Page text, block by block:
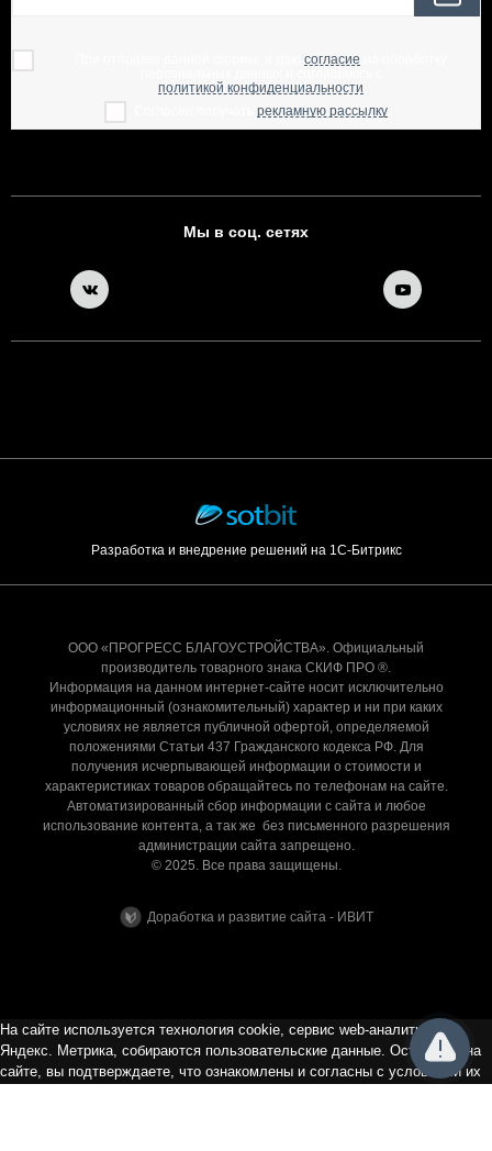
согласие
политикой конфиденциальности
рекламную рассылку
Мы в соц. сетях
Разработка и внедрение решений на 1С-Битрикс
ООО «ПРОГРЕСС БЛАГОУСТРОЙСТВА». Официальный
производитель товарного знака СКИФ ПРО ®.
Информация на данном интернет-сайте носит исключительно
информационный (ознакомительный) характер и ни при каких
условиях не является публичной офертой, определяемой
положениями Статьи 437 Гражданского кодекса РФ. Для
получения исчерпывающей информации о стоимости и
характеристиках товаров обращайтесь по телефонам на сайте.
Автоматизированный сбор информации с сайта и любое
использование контента, а так же без письменного разрешения
администрации сайта запрещено.
© 2025. Все права защищены.
Доработка и развитие сайта - ИВИТ
На сайте используется технология cookie, сервис web-аналитики
Яндекс. Метрика, собираются пользовательские данные. Оставаясь на
сайте, вы подтверждаете, что ознакомлены и согласны с условиями их